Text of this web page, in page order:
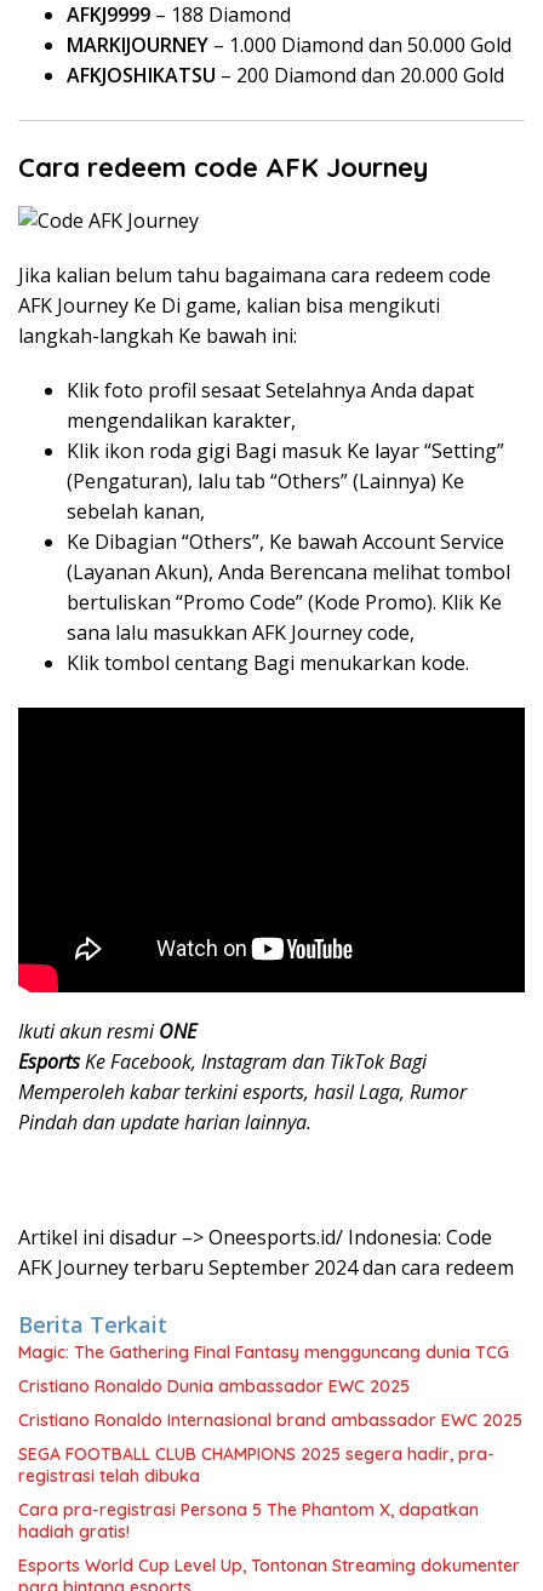
AFKJ9999 – 188 Diamond
MARKIJOURNEY – 1.000 Diamond dan 50.000 Gold
AFKJOSHIKATSU – 200 Diamond dan 20.000 Gold
Cara redeem code AFK Journey
Jika kalian belum tahu bagaimana cara redeem code
AFK Journey Ke Di game, kalian bisa mengikuti
langkah-langkah Ke bawah ini:
Klik foto profil sesaat Setelahnya Anda dapat
mengendalikan karakter,
Klik ikon roda gigi Bagi masuk Ke layar “Setting”
(Pengaturan), lalu tab “Others” (Lainnya) Ke
sebelah kanan,
Ke Dibagian “Others”, Ke bawah Account Service
(Layanan Akun), Anda Berencana melihat tombol
bertuliskan “Promo Code” (Kode Promo). Klik Ke
sana lalu masukkan AFK Journey code,
Klik tombol centang Bagi menukarkan kode.
Ikuti akun resmiONE
EsportsKe Facebook, Instagram dan TikTok Bagi
Memperoleh kabar terkini esports, hasil Laga, Rumor
Pindah dan update harian lainnya.
Artikel ini disadur –> Oneesports.id/ Indonesia: Code
AFK Journey terbaru September 2024 dan cara redeem
Berita Terkait
Magic: The Gathering Final Fantasy mengguncang dunia TCG
Cristiano Ronaldo Dunia ambassador EWC 2025
Cristiano Ronaldo Internasional brand ambassador EWC 2025
SEGA FOOTBALL CLUB CHAMPIONS 2025 segera hadir, pra-
registrasi telah dibuka
Cara pra-registrasi Persona 5 The Phantom X, dapatkan
hadiah gratis!
Esports World Cup Level Up, Tontonan Streaming dokumenter